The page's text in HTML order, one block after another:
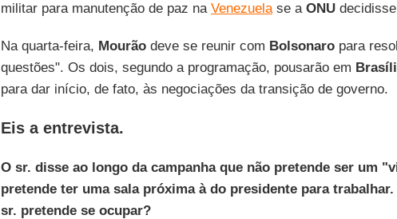
militar para manutenção de paz na Venezuelase a ONU
Na quarta-feira, Mourãodeve se reunir com Bolsonaropara
questões". Os dois, segundo a programação, pousarão em
para dar início, de fato, às negociações da transição de governo.
Eis a entrevista.
O sr. disse ao longo da campanha que não pretende ser um
pretende ter uma sala próxima à do presidente para
sr. pretende se ocupar?